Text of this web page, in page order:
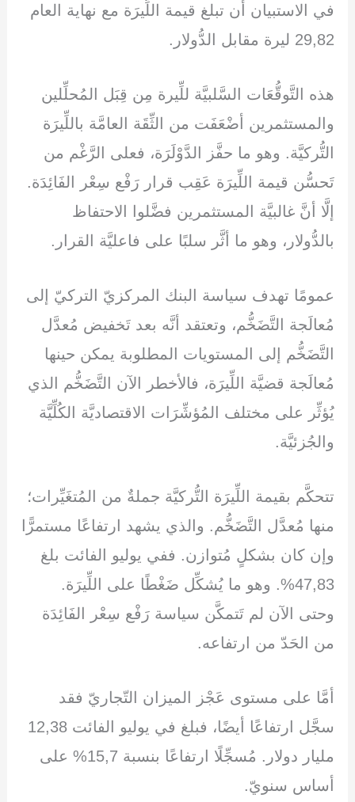
في الاستبيان أن تبلغ قيمة اللِّيرَة مع نهاية العام
29,82 ليرة مقابل الدُّولار.
هذه التَّوقُّعَات السَّلبيَّة للِّيرة مِن قِبَل المُحلِّلين
والمستثمرين أضْعَفَت من الثِّقَة العامَّة باللِّيرَة
التُّركيَّة. وهو ما حفَّز الدَّوْلَرَة، فعلى الرَّغْم من
تَحسُّن قيمة اللِّيرَة عَقِب قرار رَفْع سِعْر الفَائِدَة.
إلَّا أنَّ غالبيَّة المستثمرين فضَّلوا الاحتفاظ
بالدُّولار، وهو ما أثَّر سلبًا على فاعليَّة القرار.
عمومًا تهدف سياسة البنك المركزيّ التركيّ إلى
مُعالَجة التَّضَخُّم، وتعتقد أنَّه بعد تَخفيض مُعدَّل
التَّضَخُّم إلى المستويات المطلوبة يمكن حينها
مُعالَجة قضيَّة اللِّيرَة، فالأخطر الآن التَّضَخُّم الذي
يُؤثِّر على مختلف المُؤشِّرَات الاقتصاديَّة الكُلِّيَّة
والجُزئيَّة.
تتحكَّم بقيمة اللِّيرَة التُّركيَّة جملةٌ من المُتغَيِّرات؛
منها مُعدَّل التَّضَخُّم. والذي يشهد ارتفاعًا مستمرًّا
وإن كان بشكلٍ مُتوازن. ففي يوليو الفائت بلغ
47,83%. وهو ما يُشكِّل ضَغْطًا على اللِّيرَة.
وحتى الآن لم تَتمكَّن سياسة رَفْع سِعْر الفَائِدَة
من الحَدّ من ارتفاعه.
أمَّا على مستوى عَجْز الميزان التّجاريّ فقد
سجَّل ارتفاعًا أيضًا، فبلغ في يوليو الفائت 12,38
مليار دولار. مُسجِّلًا ارتفاعًا بنسبة 15,7% على
أساس سنويّ.